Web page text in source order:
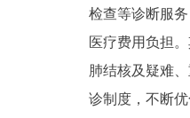
检查等诊断服
医疗费用负担
肺结核及疑难
诊制度，不断